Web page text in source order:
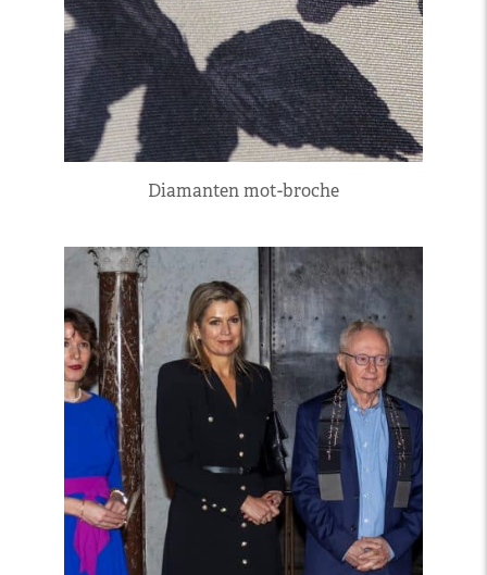
Diamanten mot-broche